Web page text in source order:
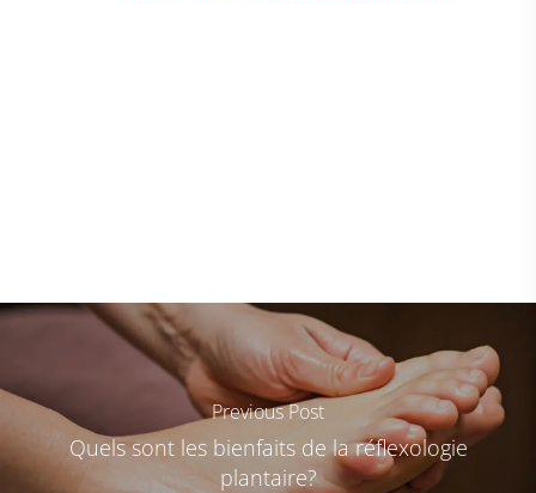
Previous Post
Quels sont les bienfaits de la réflexologie
plantaire?